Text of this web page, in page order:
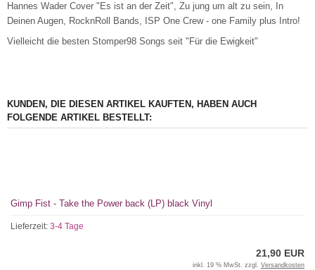
Hannes Wader Cover "Es ist an der Zeit", Zu jung um alt zu sein, In
Deinen Augen, RocknRoll Bands, ISP One Crew - one Family plus Intro!
Vielleicht die besten Stomper98 Songs seit "Für die Ewigkeit"
KUNDEN, DIE DIESEN ARTIKEL KAUFTEN, HABEN AUCH
FOLGENDE ARTIKEL BESTELLT:
Gimp Fist - Take the Power back (LP) black Vinyl
Lieferzeit: 3-4 Tage
21,90 EUR
inkl. 19 % MwSt. zzgl. Versandkosten